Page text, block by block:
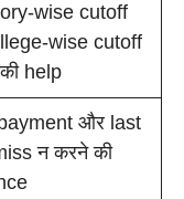
wise cutoff
wise cutoff
help
और last
न करने की